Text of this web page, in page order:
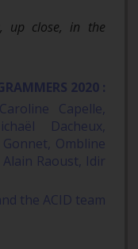
up close, in the
2020 :
Capelle,
Dacheux,
Ombline
Raoust, Idir
the ACID team